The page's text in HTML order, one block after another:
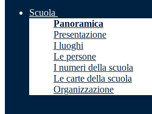
Scuola
Panoramica
Presentazione
I luoghi
Le persone
I numeri della scuola
Le carte della scuola
Organizzazione